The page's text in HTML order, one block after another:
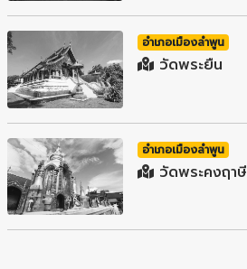
อำเภอเมืองลำพูน
วัดพระยืน
อำเภอเมืองลำพูน
วัดพระคงฤาษี